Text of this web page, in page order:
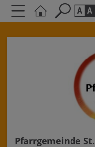
A
Kontrasteinstellungen
Pfarrgemeinde